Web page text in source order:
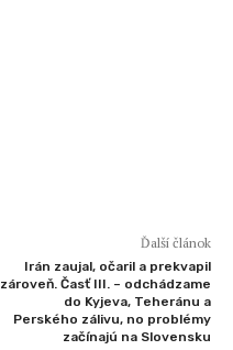
Ďalší článok
Irán zaujal, očaril a prekvapil
zároveň. Časť III. – odchádzame
do Kyjeva, Teheránu a
Perského zálivu, no problémy
začínajú na Slovensku